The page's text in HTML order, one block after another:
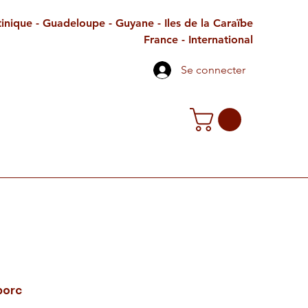
- Guadeloupe - Guyane - Iles de la Caraïbe
France - International
Se connecter